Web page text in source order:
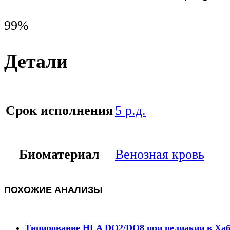
99%
Детали
Срок исполнения5 р.д.
Биоматериал Венозная кровь
ПОХОЖИЕ АНАЛИЗЫ
Типирование HLA DQ2/DQ8 при целиакии в